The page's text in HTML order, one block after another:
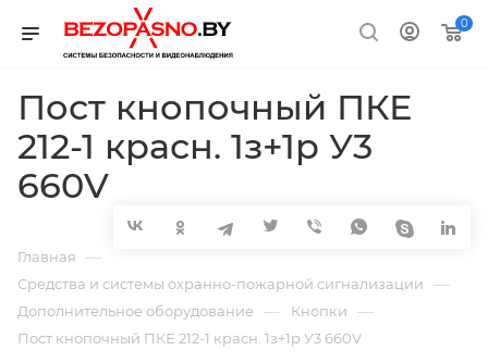
0
Пост кнопочный ПКЕ
212-1 красн. 1з+1р У3
660V
Главная —
Средства и системы охранно-пожарной сигнализации —
Дополнительное оборудование — Кнопки —
Пост кнопочный ПКЕ 212-1 красн. 1з+1р У3 660V